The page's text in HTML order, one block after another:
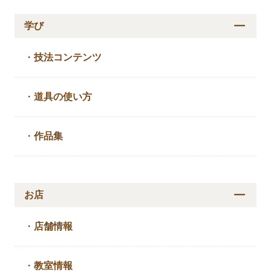
学び
・技法コンテンツ
・道具の使い方
・作品集
お店
・ 店舗情報
・教室情報